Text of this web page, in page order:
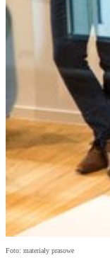
Foto: materiały prasowe